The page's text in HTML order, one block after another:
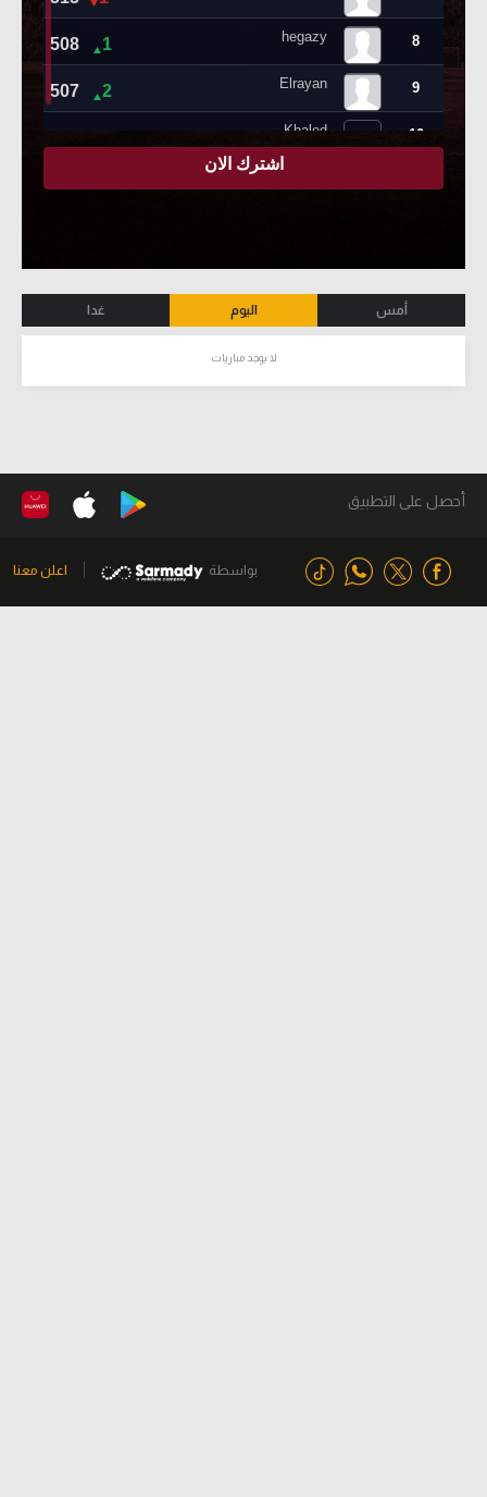
أمس اليوم غدا
لا يوجد مباريات
أحصل على التطبيق
بواسطة اعلن معنا